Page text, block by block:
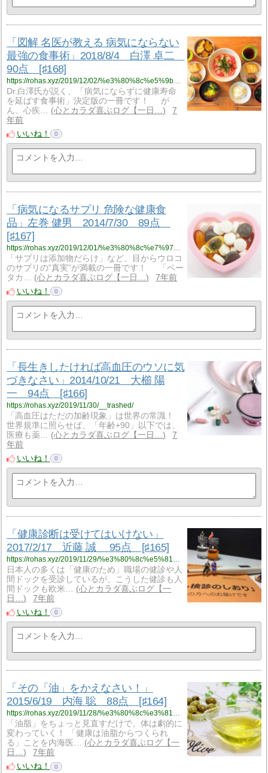
「図解 名医が教える 病気にならない
最強の食事術」2018/8/4 白澤 卓二
90点 [♯168]
Dr.白澤氏が説く、「病気にならずに健康寿命
を延ばす食事術」決定版の一冊です！ が
ん、心疾…
心とカラダ喜ぶログ【一日…
7
年前
いいね！
0
「病気になるサプリ 危険な健康食
品」左巻 健男 2014/7/30 89点
[♯167]
「サプリは添加物だらけ」など、目からウロコ
のサプリの”真実”が満載の一冊です！ 「ベー
タカ…
心とカラダ喜ぶログ【一日…
7年前
いいね！
0
「長生きしたければ高血圧のウソに気
づきなさい」2014/10/21 大櫛 陽
一 94点 [♯166]
https://rohas.xyz/2019/11/30/__trashed/
「高血圧はただの加齢現象」は世界の常識！
世界規準に照らせば、「年齢+90」以下では、
医療も薬…
心とカラダ喜ぶログ【一日…
7
年前
いいね！
0
「健康診断は受けてはいけない」
2017/2/17 近藤 誠 95点 [♯165]
https://rohas.xyz/2019/11/29/%e3%80%8c%e5%81%a5%e5%ba%b7%e8%a8%ba%e6%96%ad%e3%81%af%e5%8f%97%e3%81%91%e3%81%a6%e3%81%af%e3%81%84%e3%81%91%e3%81%aa%e3%81%84%e3%80%8d2017-2-17%e3%80%80%e8%bf%91%e8%97%a4-%e8%aa%a0-%e3%80%8095/
日本人の多くは「健康のため」職場の健診や人
間ドックを受診しているが、こうした健診も人
間ドックも欧米…
心とカラダ喜ぶログ【一
日…
7年前
いいね！
0
「その「油」をかえなさい！」
2015/6/19 内海 聡 88点 [♯164]
https://rohas.xyz/2019/11/28/%e3%80%8c%e3%81%9d%e3%81%ae%e3%80%8c%e6%b2%b9%e3%80%8d%e3%82%92%e3%81%8b%e3%81%88%e3%81%aa%e3%81%95%e3%81%84%ef%bc%81%e3%80%8d2015-6-19%e3%80%80%e5%86%85%e6%b5%b7-%e8%81%a1%e3%80%8090%e7%82%b9/
「油脂」をちょっと見直すだけで、体は劇的に
変わっていく！ 「健康は油脂からつくられ
る」ことを内海医…
心とカラダ喜ぶログ【一
日…
7年前
いいね！
0